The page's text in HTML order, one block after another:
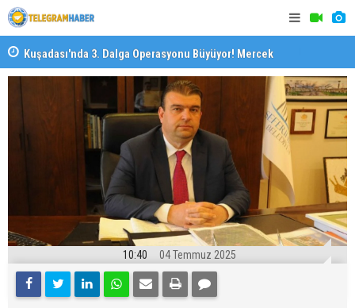
Kuşadası'nda 3. Dalga Operasyonu Büyüyor! Mercek
Altındaki Dosya: 2023 İmar Planları
10:40 04 Temmuz 2025